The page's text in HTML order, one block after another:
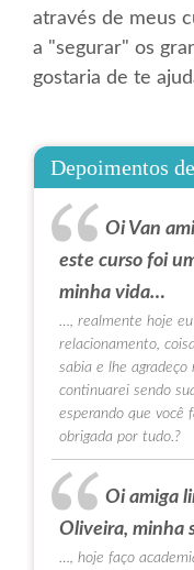
através de meus
a "segurar" os
gostaria de te
Depoimentos
Oi Van
este curso foi
minha vida…
…, realmente hoje
relacionamento,
sabia e lhe
continuarei sendo
esperando que você
obrigada por tudo.?
Oi amiga
Oliveira, minha
…, hoje faço